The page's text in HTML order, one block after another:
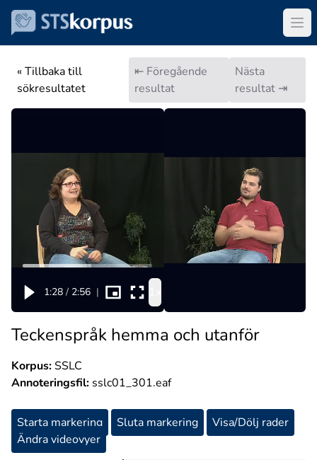
« Tillbaka till
sökresultatet
⇤ Föregående
resultat
Nästa
resultat ⇥
1:28 / 2:56 |
Teckenspråk hemma och utanför
Korpus:SSLC
Annoteringsfil: sslc01_301.eaf
Starta markering Sluta markering
Visa/Dölj rader
Ändra videovyer